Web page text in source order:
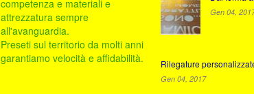
competenza e materiali e
attrezzatura sempre
all'avanguardia.
Preseti sul territorio da molti anni
garantiamo velocità e affidabilità.
Gen 04,
Rilegature
Gen 04, 2017